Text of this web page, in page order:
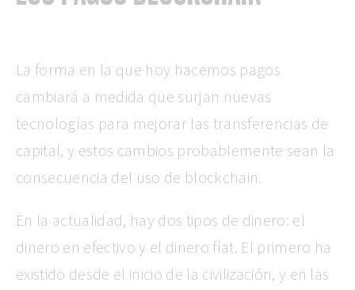
La forma en la que hoy hacemos pagos
cambiará a medida que surjan nuevas
tecnologías para mejorar las transferencias de
capital, y estos cambios probablemente sean la
consecuencia del uso de blockchain.
En la actualidad, hay dos tipos de dinero: el
dinero en efectivo y el dinero fíat. El primero ha
existido desde el inicio de la civilización, y en las